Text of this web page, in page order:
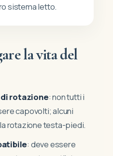
nel carrello.
sistema letto.
la vita del
rotazione: non tutti i
capovolti; alcuni
rotazione testa-piedi.
: deve essere